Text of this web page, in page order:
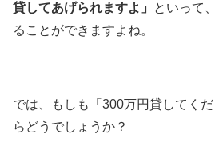
貸してあげられますよ」
といって
ることができますよね。
では、もしも「300万円貸してく
らどうでしょうか？